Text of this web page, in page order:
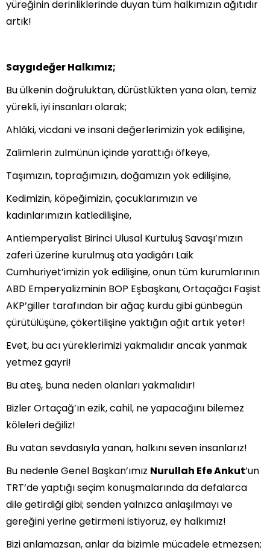
yüreğinin derinliklerinde duyan tüm halkımızın ağıtıdır
artık!
Saygıdeğer Halkımız;
Bu ülkenin doğruluktan, dürüstlükten yana olan, temiz
yürekli, iyi insanları olarak;
Ahlâki, vicdani ve insani değerlerimizin yok edilişine,
Zalimlerin zulmünün içinde yarattığı öfkeye,
Taşımızın, toprağımızın, doğamızın yok edilişine,
Kedimizin, köpeğimizin, çocuklarımızın ve
kadınlarımızın katledilişine,
Antiemperyalist Birinci Ulusal Kurtuluş Savaşı’mızın
zaferi üzerine kurulmuş ata yadigârı Laik
Cumhuriyet’imizin yok edilişine, onun tüm kurumlarının
ABD Emperyalizminin BOP Eşbaşkanı, Ortaçağcı Faşist
AKP’giller tarafından bir ağaç kurdu gibi günbegün
çürütülüşüne, çökertilişine yaktığın ağıt artık yeter!
Evet, bu acı yüreklerimizi yakmalıdır ancak yanmak
yetmez gayri!
Bu ateş, buna neden olanları yakmalıdır!
Bizler Ortaçağ’ın ezik, cahil, ne yapacağını bilemez
köleleri değiliz!
Bu vatan sevdasıyla yanan, halkını seven insanlarız!
Bu nedenle Genel Başkan’ımız Nurullah Efe Ankut’un
TRT’de yaptığı seçim konuşmalarında da defalarca
dile getirdiği gibi; senden yalnızca anlaşılmayı ve
gereğini yerine getirmeni istiyoruz, ey halkımız!
Bizi anlamazsan, anlar da bizimle mücadele etmezsen;